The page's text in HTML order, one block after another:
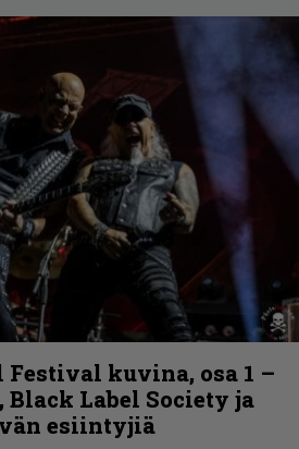
kuvina, osa 1 –
Black Label Society ja
esiintyjiä